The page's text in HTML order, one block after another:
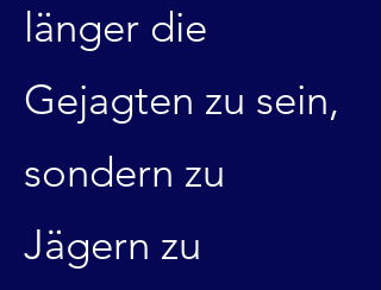
länger die
Gejagten zu sein,
sondern zu
Jägern zu